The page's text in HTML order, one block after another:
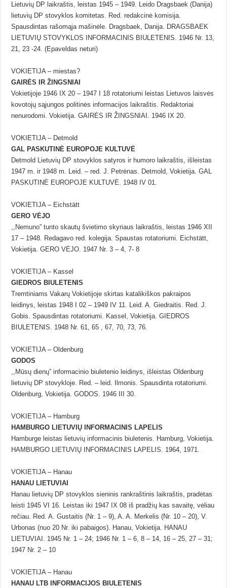
Lietuvių DP laikraštis, leistas 1945 – 1949. Leido Dragsbaek (Danija)
lietuvių DP stovyklos komitetas. Red. redakcinė komisija.
Spausdintas rašomąja mašinėle. Dragsbaek, Danija. DRAGSBAEK
LIETUVIŲ STOVYKLOS INFORMACINIS BIULETENIS. 1946 Nr. 13,
21, 23 -24. (Epaveldas neturi)
VOKIETIJA – miestas?
GAIRĖS IR ŽINGSNIAI
Vokietijoje 1946 IX 20 – 1947 I 18 rotatoriumi leistas Lietuvos laisvės
kovotojų sąjungos politinės informacijos laikraštis. Redaktoriai
nenurodomi. Vokietija. GAIRĖS IR ŽINGSNIAI. 1946 IX 20.
VOKIETIJA – Detmold
GAL PASKUTINĖ EUROPOJE KULTUVĖ
Detmold Lietuvių DP stovyklos satyros ir humoro laikraštis, išleistas
1947 m. ir 1948 m. Leid. – red. J. Petrėnas. Detmold, Vokietija. GAL
PASKUTINĖ EUROPOJE KULTUVĖ. 1948 IV 01.
VOKIETIJA – Eichstätt
GERO VĖJO
,,Nemuno” tunto skautų švietimo skyriaus laikraštis, leistas 1946 XII
17 – 1948. Redagavo red. kolegija. Spaustas rotatoriumi. Eichstätt,
Vokietija. GERO VĖJO. 1947 Nr. 3 – 4, 7- 8
VOKIETIJA – Kassel
GIEDROS BIULETENIS
Tremtiniams Vakarų Vokietijoje skirtas katalikiškos pakraipos
leidinys, leistas 1948 I 02 – 1949 IV 11. Leid. A. Giedraitis. Red. J.
Gobis. Spausdintas rotatoriumi. Kassel, Vokietija. GIEDROS
BIULETENIS. 1948 Nr. 61, 65 , 67, 70, 73, 76.
VOKIETIJA – Oldenburg
GODOS
,,Mūsų dienų” informacinio biuletenio leidinys, išleistas Oldenburg
lietuvių DP stovykloje. Red. – leid. Ilmonis. Spausdinta rotatoriumi.
Oldenburg, Vokietija. GODOS. 1946 III 30.
VOKIETIJA – Hamburg
HAMBURGO LIETUVIŲ INFORMACINIS LAPELIS
Hamburge leistas lietuvių informacinis biuletenis. Hamburg, Vokietija.
HAMBURGO LIETUVIŲ INFORMACINIS LAPELIS. 1964, 1971.
VOKIETIJA – Hanau
HANAU LIETUVIAI
Hanau lietuvių DP stovyklos sieninis rankraštinis laikraštis, pradėtas
leisti 1945 VI 16. Leistas iki 1947 IX 08 iš pradžių kas savaitę, vėliau
rečiau. Red. A. Gustaitis (Nr. 1 – 9), A. A. Merkelis (Nr. 10 – 20), V.
Urbonas (nuo 20 Nr. iki pabaigos). Hanau, Vokietija. HANAU
LIETUVIAI. 1945 Nr. 1 – 24; 1946 Nr. 1 – 6, 8 – 14, 16 – 25, 27 – 31;
1947 Nr. 2 – 10
VOKIETIJA – Hanau
HANAU LTB INFORMACIJOS BIULETENIS